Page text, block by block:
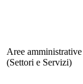
Aree amministrative
(Settori e Servizi)